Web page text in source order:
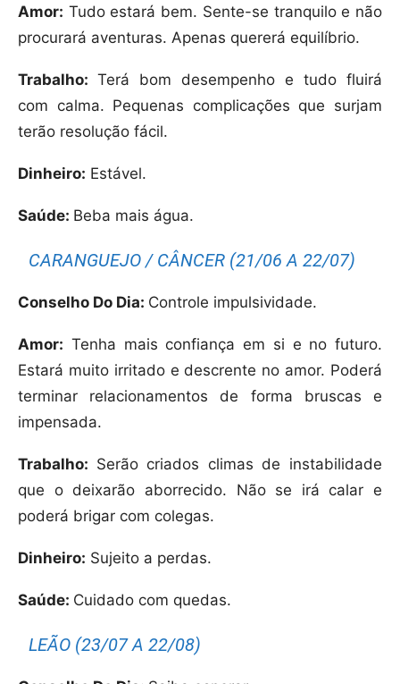
Amor: Tudo estará bem. Sente-se tranquilo e não
procurará aventuras. Apenas quererá equilíbrio.
Trabalho: Terá bom desempenho e tudo fluirá
com calma. Pequenas complicações que surjam
terão resolução fácil.
Dinheiro: Estável.
Saúde: Beba mais água.
CARANGUEJO / CÂNCER (21/06 A 22/07)
Conselho Do Dia: Controle impulsividade.
Amor: Tenha mais confiança em si e no futuro.
Estará muito irritado e descrente no amor. Poderá
terminar relacionamentos de forma bruscas e
impensada.
Trabalho: Serão criados climas de instabilidade
que o deixarão aborrecido. Não se irá calar e
poderá brigar com colegas.
Dinheiro: Sujeito a perdas.
Saúde: Cuidado com quedas.
LEÃO (23/07 A 22/08)